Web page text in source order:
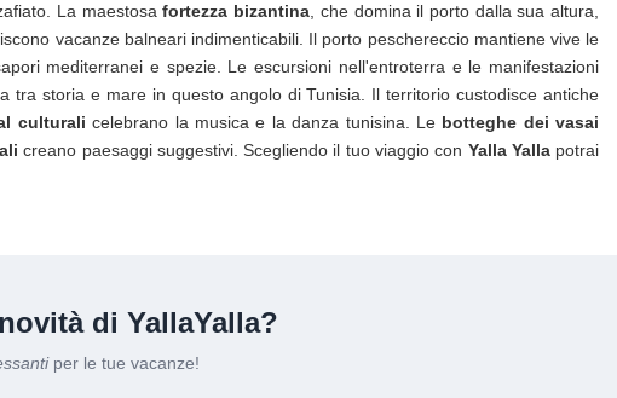
La maestosafortezza bizantina , che domina il porto dalla sua altura,
vacanze balneari indimenticabili. Il porto peschereccio mantiene vive le
mediterranei e spezie. Le escursioni nell'entroterra e le manifestazioni
storia e mare in questo angolo di Tunisia. Il territorio custodisce antiche
culturali celebrano la musica e la danza tunisina. Le botteghe dei vasai
creano paesaggi suggestivi. Scegliendo il tuo viaggio con Yalla Yallapotrai
di YallaYalla?
per le tue vacanze!